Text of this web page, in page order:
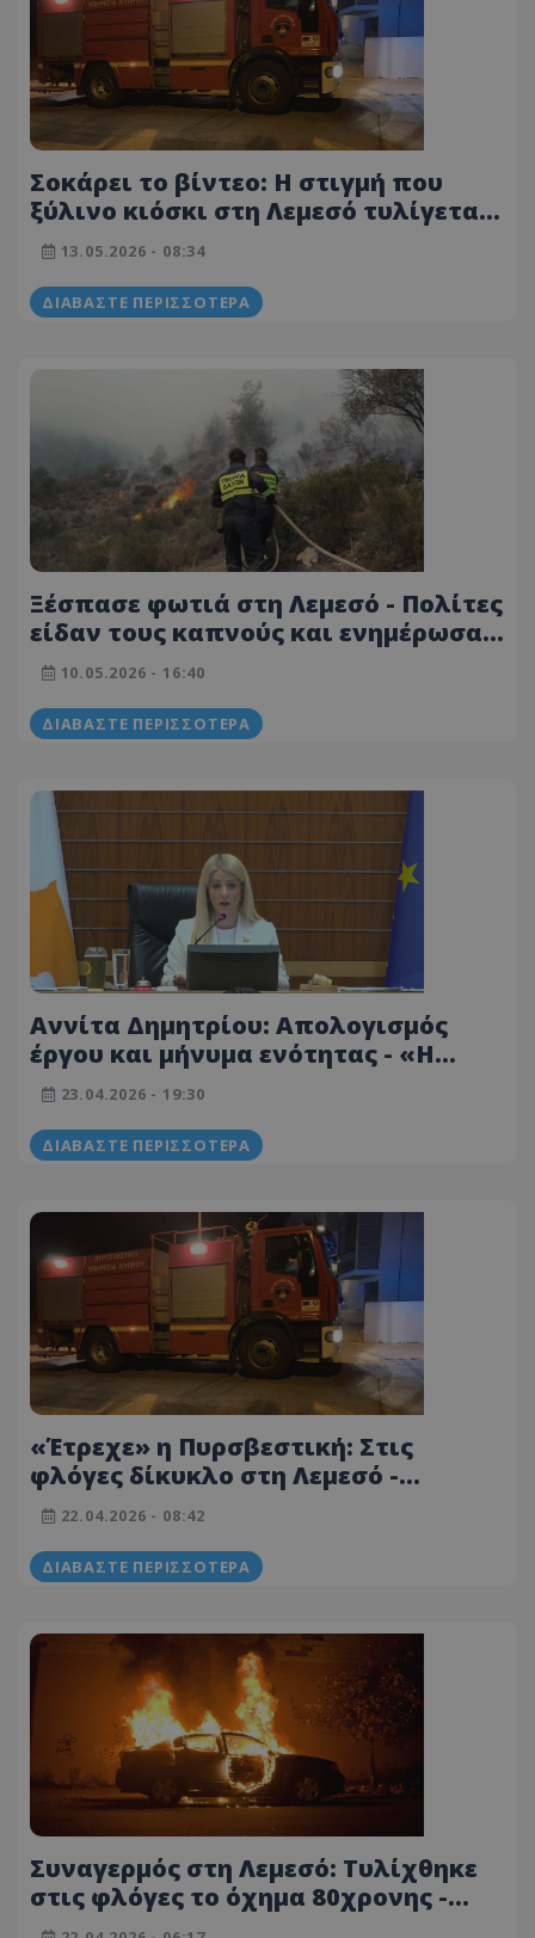
Σοκάρει το βίντεο: Η στιγμή που
ξύλινο κιόσκι στη Λεμεσό τυλίγεται
στις φλόγες
13.05.2026 - 08:34
ΔΙΑΒΆΣΤΕ ΠΕΡΙΣΣΌΤΕΡΑ
Ξέσπασε φωτιά στη Λεμεσό - Πολίτες
είδαν τους καπνούς και ενημέρωσαν
άμεσα το Τμήμα Δασών που πρόλαβε
τα χειρότερα
10.05.2026 - 16:40
ΔΙΑΒΆΣΤΕ ΠΕΡΙΣΣΌΤΕΡΑ
Αννίτα Δημητρίου: Απολογισμός
έργου και μήνυμα ενότητας - «Η
Βουλή αποτελεί το θεμέλιο και τον
πυρήνα της λαϊκής κυριαρχίας»
23.04.2026 - 19:30
ΔΙΑΒΆΣΤΕ ΠΕΡΙΣΣΌΤΕΡΑ
«Έτρεχε» η Πυρσβεστική: Στις
φλόγες δίκυκλο στη Λεμεσό -
«Βλεπουν» κακόβουλη ενέργεια
22.04.2026 - 08:42
ΔΙΑΒΆΣΤΕ ΠΕΡΙΣΣΌΤΕΡΑ
Συναγερμός στη Λεμεσό: Τυλίχθηκε
στις φλόγες το όχημα 80χρονης -
Ψάχνουν τα αίτια οι Αρχές